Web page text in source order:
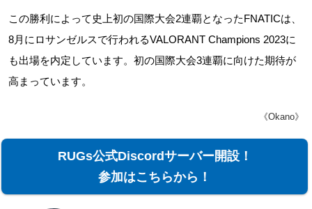
この勝利によって史上初の国際大会2連覇となったFNATICは、
8月にロサンゼルスで行われるVALORANT Champions 2023に
も出場を内定しています。初の国際大会3連覇に向けた期待が
高まっています。
《Okano》
RUGs公式Discordサーバー開設！
参加はこちらから！